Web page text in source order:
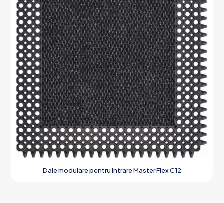
Dale modulare pentru intrare Master Flex C12